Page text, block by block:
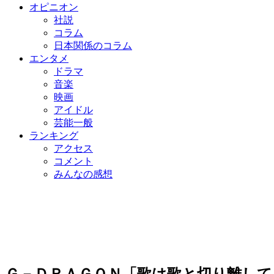
オピニオン
社説
コラム
日本関係のコラム
エンタメ
ドラマ
音楽
映画
アイドル
芸能一般
ランキング
アクセス
コメント
みんなの感想